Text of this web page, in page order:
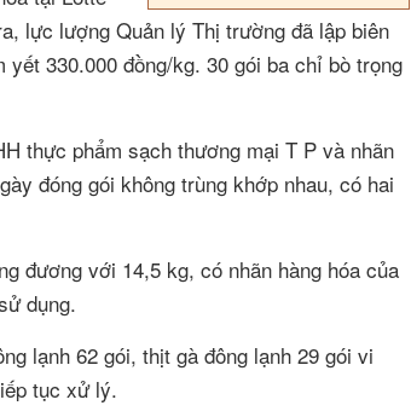
lực lượng Quản lý Thị trường đã lập biên
330.000 đồng/kg. 30 gói ba chỉ bò trọng
thực phẩm sạch thương mại T P và nhãn
đóng gói không trùng khớp nhau, có hai
đương với 14,5 kg, có nhãn hàng hóa của
dụng.
lạnh 62 gói, thịt gà đông lạnh 29 gói vi
tục xử lý.